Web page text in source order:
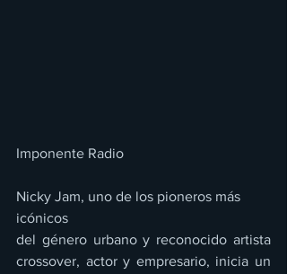
Imponente Radio
Nicky Jam, uno de los pioneros más
icónicos
del género urbano y reconocido artista
crossover, actor y empresario, inicia un